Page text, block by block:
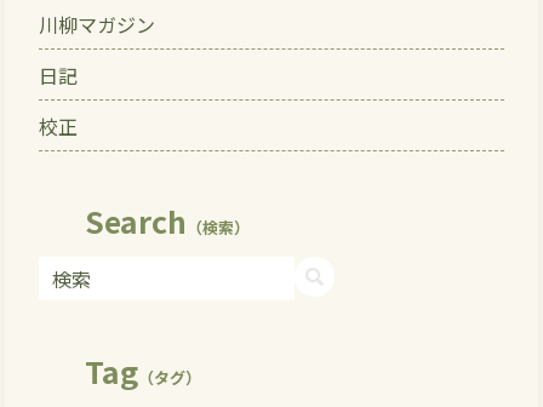
川柳マガジン
日記
校正
Search （検索）
Tag（タグ）